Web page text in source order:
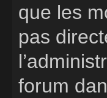
que les
pas
forum